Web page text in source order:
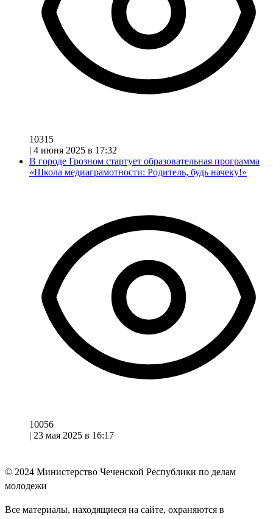
10315
| 4 июня 2025 в 17:32
В городе Грозном стартует образовательная программа
«Школа медиаграмотности: Родитель, будь начеку!»
10056
| 23 мая 2025 в 16:17
© 2024 Министерство Чеченской Республики по делам
молодежи
Все материалы, находящиеся на сайте, охраняются в